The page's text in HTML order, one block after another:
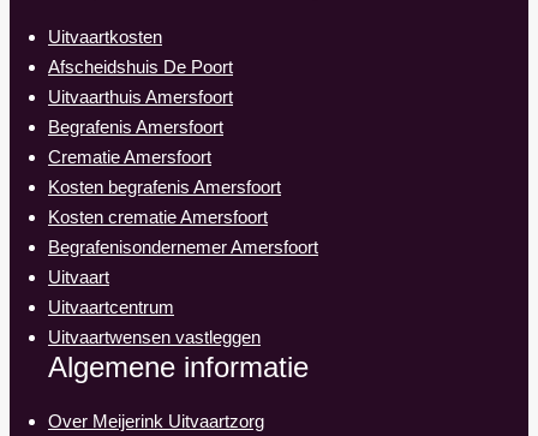
Uitvaartkosten
Afscheidshuis De Poort
Uitvaarthuis Amersfoort
Begrafenis Amersfoort
Crematie Amersfoort
Kosten begrafenis Amersfoort
Kosten crematie Amersfoort
Begrafenisondernemer Amersfoort
Uitvaart
Uitvaartcentrum
Uitvaartwensen vastleggen
Algemene informatie
Over Meijerink Uitvaartzorg